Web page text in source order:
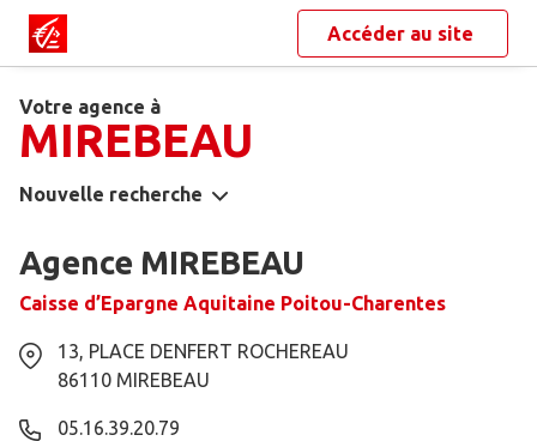
Accéder au site
Votre agence à
MIREBEAU
Nouvelle recherche
Agence MIREBEAU
Caisse d’Epargne Aquitaine Poitou-Charentes
13, PLACE DENFERT ROCHEREAU
86110 MIREBEAU
05.16.39.20.79